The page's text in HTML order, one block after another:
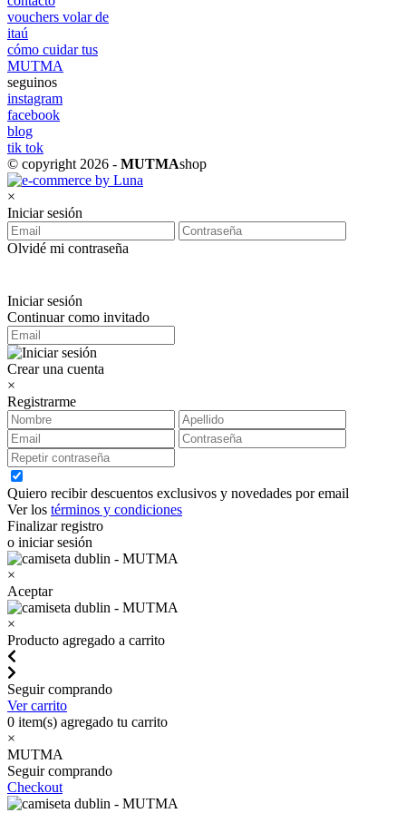
vouchers volar de
itaú
cómo cuidar tus
MUTMA
seguinos
instagram
facebook
blog
tik tok
© copyright 2026 - MUTMAshop
×
Iniciar sesión
Olvidé mi contraseña
Iniciar sesión
Continuar como invitado
Crear una cuenta
×
Registrarme
Quiero recibir descuentos exclusivos y novedades por email
Ver los términos y condiciones
Finalizar registro
o iniciar sesión
×
Aceptar
×
Producto agregado a carrito
Seguir comprando
Ver carrito
0 item(s) agregado tu carrito
×
MUTMA
Seguir comprando
Checkout